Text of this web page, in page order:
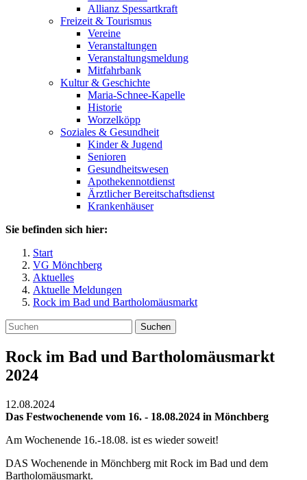
Allianz Spessartkraft
Freizeit & Tourismus
Vereine
Veranstaltungen
Veranstaltungsmeldung
Mitfahrbank
Kultur & Geschichte
Maria-Schnee-Kapelle
Historie
Worzelköpp
Soziales & Gesundheit
Kinder & Jugend
Senioren
Gesundheitswesen
Apothekennotdienst
Ärztlicher Bereitschaftsdienst
Krankenhäuser
Sie befinden sich hier:
Start
VG Mönchberg
Aktuelles
Aktuelle Meldungen
Rock im Bad und Bartholomäusmarkt
Suchen
Rock im Bad und Bartholomäusmarkt
2024
12.08.2024
Das Festwochenende vom 16. - 18.08.2024 in Mönchberg
Am Wochenende 16.-18.08. ist es wieder soweit!
DAS Wochenende in Mönchberg mit Rock im Bad und dem
Bartholomäusmarkt.